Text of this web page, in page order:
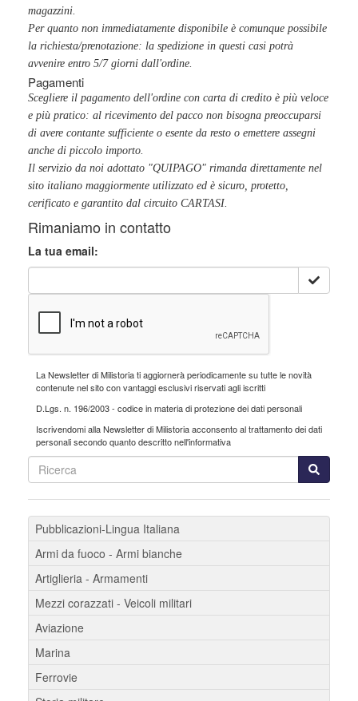
magazzini.
Per quanto non immediatamente disponibile è comunque possibile
la richiesta/prenotazione: la spedizione in questi casi potrà
avvenire entro 5/7 giorni dall'ordine.
Pagamenti
Scegliere il pagamento dell'ordine con carta di credito è più veloce
e più pratico: al ricevimento del pacco non bisogna preoccuparsi
di avere contante sufficiente o esente da resto o emettere assegni
anche di piccolo importo.
Il servizio da noi adottato "QUIPAGO" rimanda direttamente nel
sito italiano maggiormente utilizzato ed è sicuro, protetto,
cerificato e garantito dal circuito CARTASI.
Rimaniamo in contatto
La tua email:
La Newsletter di Milistoria ti aggiornerà periodicamente su tutte le novità
contenute nel sito con vantaggi esclusivi riservati agli iscritti
D.Lgs. n. 196/2003 - codice in materia di protezione dei dati personali
Iscrivendomi alla Newsletter diMilistoriaacconsento al trattamento dei dati
personali secondo quanto descritto nell'informativa
Pubblicazioni-Lingua Italiana
Armi da fuoco - Armi bianche
Artiglieria - Armamenti
Mezzi corazzati - Veicoli militari
Aviazione
Marina
Ferrovie